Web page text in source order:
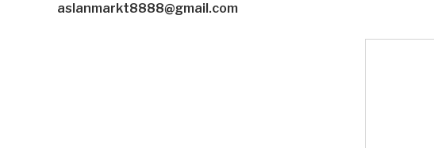
aslanmarkt8888@gmail.com